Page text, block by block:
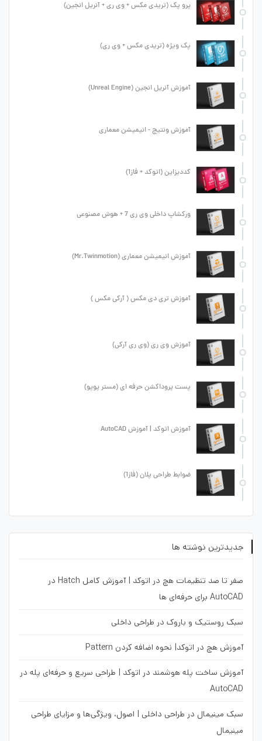
پرو پک (تریدی مکس + وی ری + آنریل انجین)
پک ویژه (تریدی مکس + وی ری)
آموزش آنریل انجین (Unreal Engine)
آموزش ونتیج - انیمیشن معماری
کددیزاین (اتوکد + فاز1)
ورکشاپ داخلی وی ری 7 + هوش مصنوعی
آموزش انیمیشن معماری (Mr.Twinmotion)
آموزش تری دی مکس ( آرکی مکس )
آموزش وی ری (وی ری آرکی)
پست پروداکشن حرفه ای (مستر پوپو)
آموزش اتوکد | آموزش AutoCAD
ضوابط طراحی پلان (فاز1)
جدیدترین نوشته ها
صفر تا صد تنظیمات هچ در اتوکد | آموزش کامل Hatch در
AutoCAD برای حرفه‌ای ها
سبک روستیک و باروک در طراحی داخلی
آموزش هچ در اتوکد| نحوه اضافه کردن Pattern
آموزش ساخت پله هوشمند در اتوکد | طراحی سریع و حرفه‌ای پله در
AutoCAD
سبک مینیمال در طراحی داخلی | اصول، ویژگی‌ها و مزایای طراحی
مینیمال